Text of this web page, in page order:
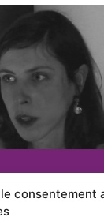
consentement
peut être
a rencontré